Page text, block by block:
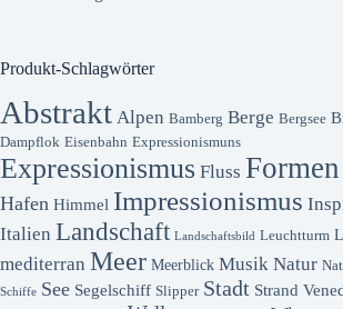
Produkt-Schlagwörter
Abstrakt Alpen Bamberg Berge Bergsee
Dampflok Eisenbahn Expressionismuns
Expressionismus Fluss Formen
Hafen Himmel Impressionismus
Italien Landschaft Landschaftsbild Leuchtturm
mediterran Meer Meerblick Musik Natur
Schiffe See Segelschiff Slipper Stadt Strand